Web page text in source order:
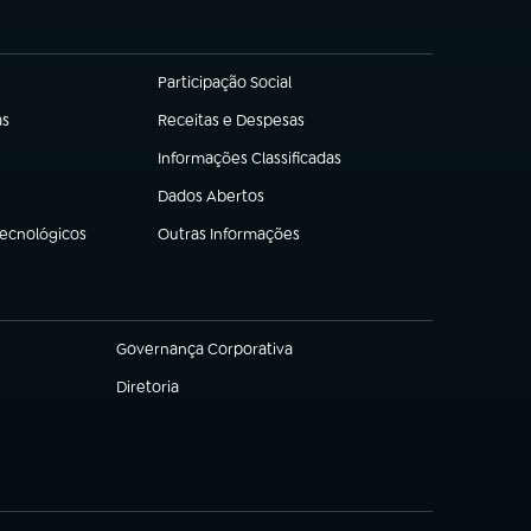
Participação Social
(abre em nova aba)
Receitas e Despesas
(abre em nova aba)
Informações Classificadas
(abre em nova aba)
Dados Abertos
(abre em nova aba)
Outras Informações
(abre em nova aba)
Governança Corporativa
(abre em nova aba)
Diretoria
(abre em nova aba)